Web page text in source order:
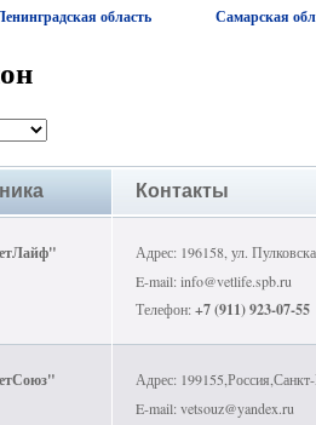
область
Самарская
Контакты
Адрес: 196158, ул.
E-mail: info@vetlife.spb.ru
Телефон:+7 (911) 923-07-55
Адрес:
E-mail: vetsouz@yandex.ru